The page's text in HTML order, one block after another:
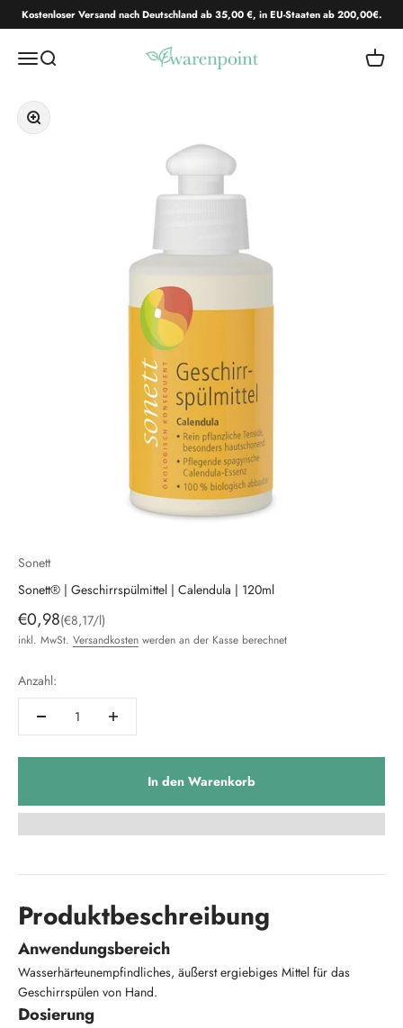
Zum Inhalt springen
Kostenloser Versand nach Deutschland ab 35,00 €, in EU-Staaten ab 200,00€.
Navigationsmenü öffnen
Suche öffnen Warenpoint.de
Bild vergrößern
Sonett
Sonett® | Geschirrspülmittel | Calendula | 120ml
Angebot
€0,98(€8,17/l)
inkl. MwSt. Versandkosten werden an der Kasse berechnet
Anzahl:
In den Warenkorb
Produktbeschreibung
Anwendungsbereich
Wasserhärteunempfindliches, äußerst ergiebiges Mittel für das
Geschirrspülen von Hand.
Dosierung